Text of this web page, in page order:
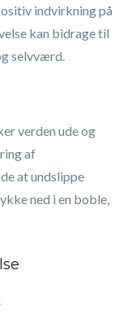
indvirkning på
kan bidrage til
selvværd.
verden ude og
af
at undslippe
ned i en boble,